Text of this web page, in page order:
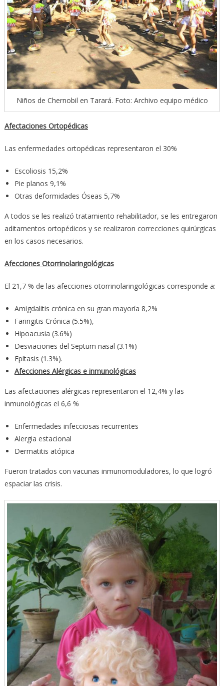
Niños de Chernobil en Tarará. Foto: Archivo equipo médico
Afectaciones Ortopédicas
Las enfermedades ortopédicas representaron el 30%
Escoliosis 15,2%
Pie planos 9,1%
Otras deformidades Óseas 5,7%
A todos se les realizó tratamiento rehabilitador, se les entregaron
aditamentos ortopédicos y se realizaron correcciones quirúrgicas
en los casos necesarios.
Afecciones Otorrinolaringológicas
El 21,7 % de las afecciones otorrinolaringológicas corresponde a:
Amigdalitis crónica en su gran mayoría 8,2%
Faringitis Crónica (5.5%),
Hipoacusia (3.6%)
Desviaciones del Septum nasal (3.1%)
Epítasis (1.3%).
Afecciones Alérgicas e inmunológicas
Las afectaciones alérgicas representaron el 12,4% y las
inmunológicas el 6,6 %
Enfermedades infecciosas recurrentes
Alergia estacional
Dermatitis atópica
Fueron tratados con vacunas inmunomoduladores, lo que logró
espaciar las crisis.